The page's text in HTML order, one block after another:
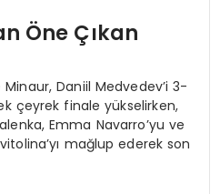
Öne Çıkan
Daniil Medvedev’i 3-
çeyrek finale yükselirken,
Emma Navarro’yu ve
mağlup ederek son